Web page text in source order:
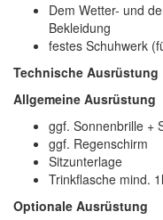
Dem Wetter- und
Bekleidung
festes Schuhwerk
Technische Ausrüstung
Allgemeine Ausrüstung
ggf. Sonnenbrille +
ggf. Regenschirm
Sitzunterlage
Trinkflasche mind. 1l
Optionale Ausrüstung